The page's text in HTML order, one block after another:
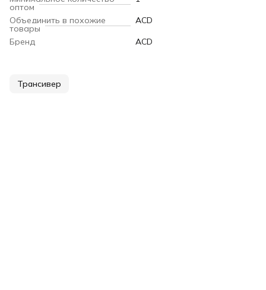
оптом
Объединить в похожие
товары
ACD
Бренд
ACD
Трансивер